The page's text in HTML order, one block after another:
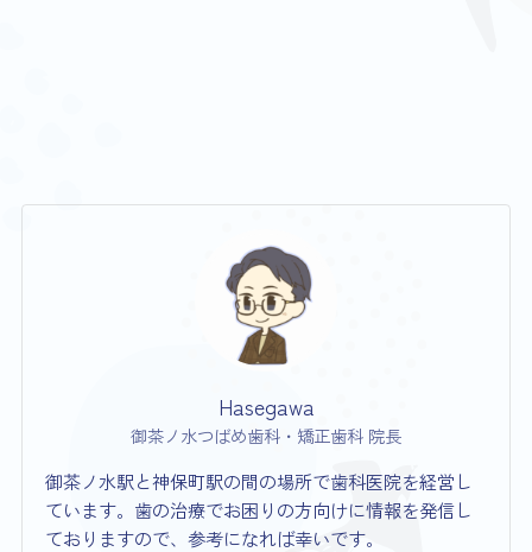
Hasegawa
御茶ノ水つばめ歯科・矯正歯科 院長
御茶ノ水駅と神保町駅の間の場所で歯科医院を経営し
ています。歯の治療でお困りの方向けに情報を発信し
ておりますので、参考になれば幸いです。